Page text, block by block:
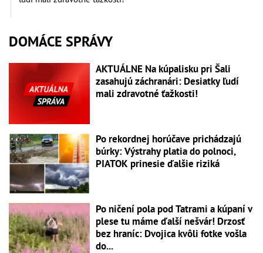
DOMÁCE SPRÁVY
AKTUÁLNE Na kúpalisku pri Šali
zasahujú záchranári: Desiatky ľudí
mali zdravotné ťažkosti!
Po rekordnej horúčave prichádzajú
búrky: Výstrahy platia do polnoci,
PIATOK prinesie ďalšie riziká
Po ničení pola pod Tatrami a kúpaní v
plese tu máme ďalší nešvár! Drzosť
bez hraníc: Dvojica kvôli fotke vošla
do...